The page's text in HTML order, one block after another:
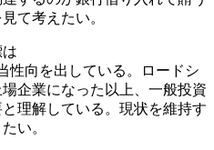
て考えたい。
性向を出している。ロードシ
企業になった以上、一般投資
理解している。現状を維持す
い。